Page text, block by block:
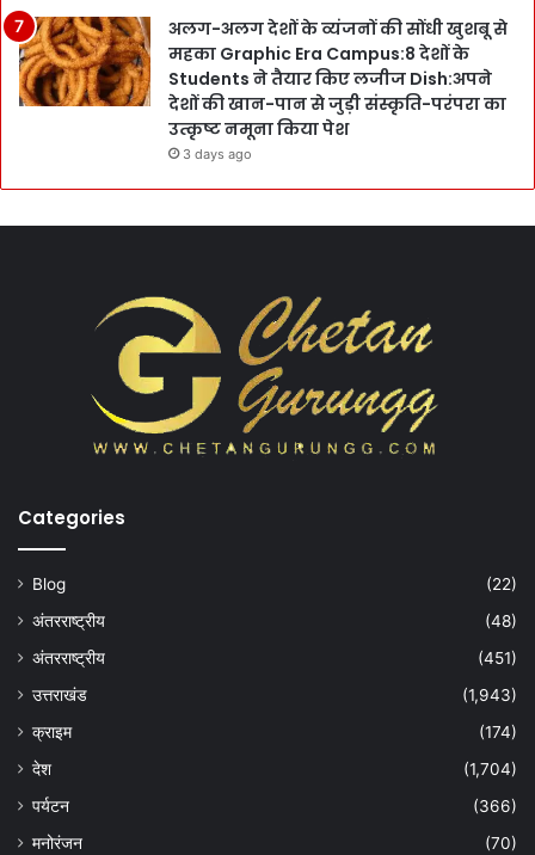
अलग-अलग देशों के व्यंजनों की सोंधी खुशबू से
महका Graphic Era Campus:8 देशों के
Students ने तैयार किए लजीज Dish:अपने
देशों की खान-पान से जुड़ी संस्कृति-परंपरा का
उत्कृष्ट नमूना किया पेश
3 days ago
Categories
Blog
(22)
अंतरराष्ट्रीय
(48)
अंतरराष्ट्रीय
(451)
उत्तराखंड
(1,943)
क्राइम
(174)
देश
(1,704)
पर्यटन
(366)
मनोरंजन
(70)